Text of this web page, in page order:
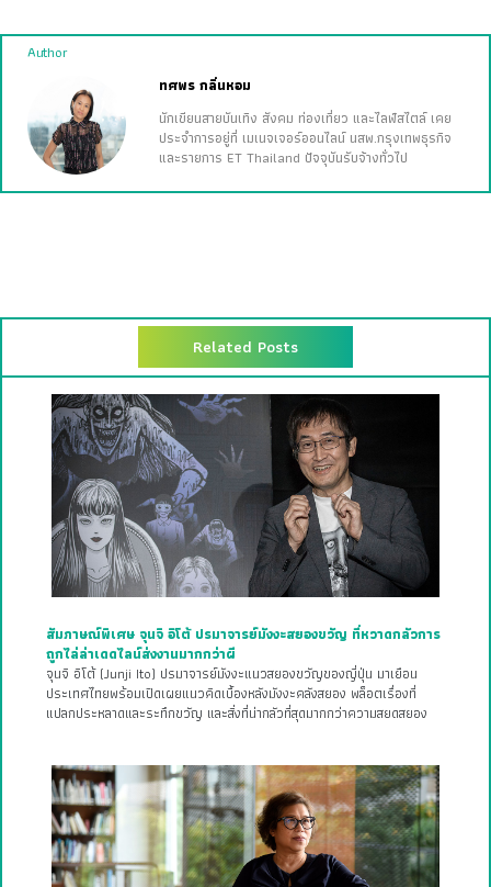
Author
ทศพร กลิ่นหอม
นักเขียนสายบันเทิง สังคม ท่องเที่ยว และไลฟ์สไตล์ เคย
ประจำการอยู่ที่ เมเนจเจอร์ออนไลน์ นสพ.กรุงเทพธุรกิจ
และรายการ ET Thailand ปัจจุบันรับจ้างทั่วไป
Related Posts
สัมภาษณ์พิเศษ จุนจิ อิโต้ ปรมาจารย์มังงะสยองขวัญ ที่หวาดกลัวการ
ถูกไล่ล่าเดดไลน์ส่งงานมากกว่าผี
จุนจิ อิโต้ (Junji Ito) ปรมาจารย์มังงะแนวสยองขวัญของญี่ปุ่น มาเยือน
ประเทศไทยพร้อมเปิดเผยแนวคิดเบื้องหลังมังงะคลังสยอง พล็อตเรื่องที่
แปลกประหลาดและระทึกขวัญ และสิ่งที่น่ากลัวที่สุดมากกว่าความสยดสยอง